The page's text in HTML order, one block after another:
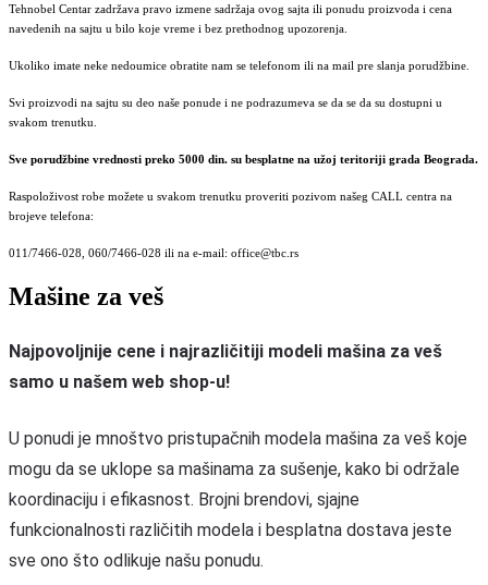
Tehnobel Centar zadržava pravo izmene sadržaja ovog sajta ili ponudu proizvoda i cena
navedenih na sajtu u bilo koje vreme i bez prethodnog upozorenja.
Ukoliko imate neke nedoumice obratite nam se telefonom ili na mail pre slanja porudžbine.
Svi proizvodi na sajtu su deo naše ponude i ne podrazumeva se da se da su dostupni u
svakom trenutku.
Sve porudžbine vrednosti preko 5000 din. su besplatne na užoj teritoriji grada Beograda.
Raspoloživost robe možete u svakom trenutku proveriti pozivom našeg CALL centra na
brojeve telefona:
011/7466-028, 060/7466-028 ili na e-mail: office@tbc.rs
Mašine za veš
Najpovoljnije cene i najrazličitiji modeli mašina za veš
samo u našem web shop-u!
U ponudi je mnoštvo pristupačnih modela mašina za veš koje
mogu da se uklope sa mašinama za sušenje, kako bi održale
koordinaciju i efikasnost. Brojni brendovi, sjajne
funkcionalnosti različitih modela i besplatna dostava jeste
sve ono što odlikuje našu ponudu.